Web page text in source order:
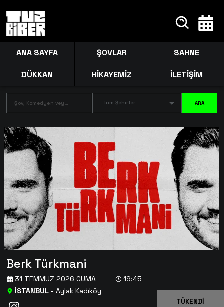
ANA SAYFA ŞOVLAR SAHNE
DÜKKAN HİKAYEMİZ İLETİŞİM
Tüm Şehirler ARA
Berk Türkmani
İSTANBUL- Aylak Kadıköy
31 TEMMUZ 2026 CUMA 19:45
TÜKENDİ